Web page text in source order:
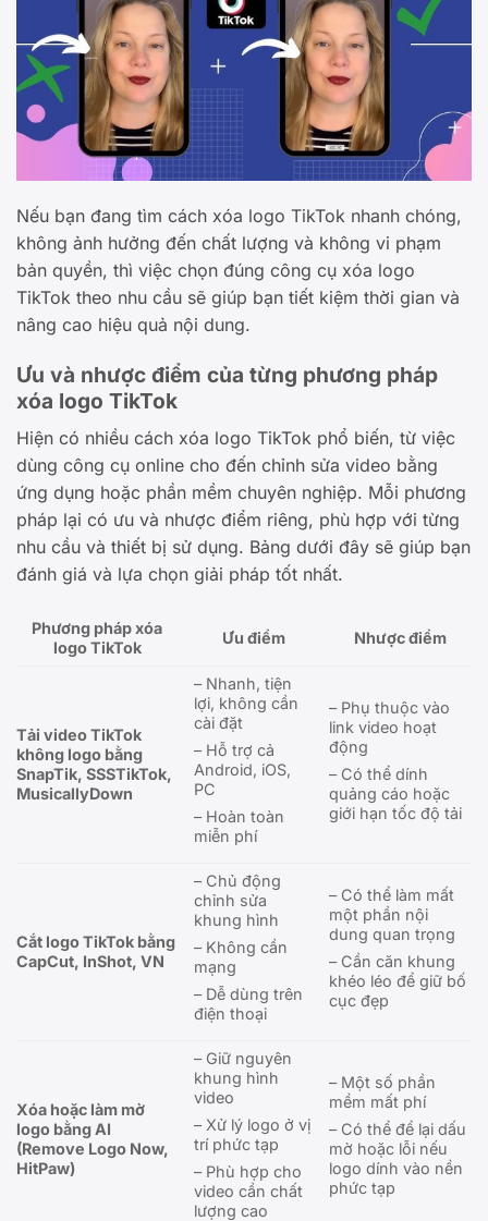
Nếu bạn đang tìm cách xóa logo TikTok nhanh chóng,
không ảnh hưởng đến chất lượng và không vi phạm
bản quyền, thì việc chọn đúng công cụ xóa logo
TikTok theo nhu cầu sẽ giúp bạn tiết kiệm thời gian và
nâng cao hiệu quả nội dung.
Ưu và nhược điểm của từng phương pháp
xóa logo TikTok
Hiện có nhiều cách xóa logo TikTok phổ biến, từ việc
dùng công cụ online cho đến chỉnh sửa video bằng
ứng dụng hoặc phần mềm chuyên nghiệp. Mỗi phương
pháp lại có ưu và nhược điểm riêng, phù hợp với từng
nhu cầu và thiết bị sử dụng. Bảng dưới đây sẽ giúp bạn
đánh giá và lựa chọn giải pháp tốt nhất.
Phương pháp xóa
logo TikTok
Ưu điểm Nhược điểm
Tải video TikTok
không logo bằng
SnapTik, SSSTikTok,
MusicallyDown
– Nhanh, tiện
lợi, không cần
cài đặt
– Hỗ trợ cả
Android, iOS,
PC
– Hoàn toàn
miễn phí
– Phụ thuộc vào
link video hoạt
động
– Có thể dính
quảng cáo hoặc
giới hạn tốc độ tải
Cắt logo TikTok bằng
CapCut, InShot, VN
– Chủ động
chỉnh sửa
khung hình
– Không cần
mạng
– Dễ dùng trên
điện thoại
– Có thể làm mất
một phần nội
dung quan trọng
– Cần căn khung
khéo léo để giữ bố
cục đẹp
Xóa hoặc làm mờ
logo bằng AI
(Remove Logo Now,
HitPaw)
– Giữ nguyên
khung hình
video
– Xử lý logo ở vị
trí phức tạp
– Phù hợp cho
video cần chất
lượng cao
– Một số phần
mềm mất phí
– Có thể để lại dấu
mờ hoặc lỗi nếu
logo dính vào nền
phức tạp